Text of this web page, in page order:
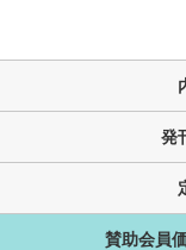
発
賛助会員